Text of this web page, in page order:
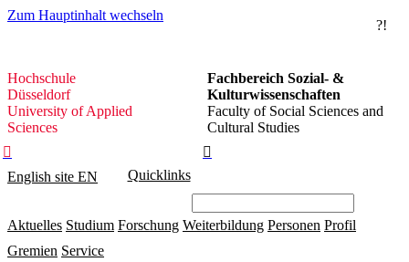
Zum Hauptinhalt wechseln
?!
Hochschule
Düsseldorf
Hochschule
Düsseldorf
University of Applied
Sciences
Fachbereich Sozial- &
Kulturwissenschaften
Faculty of Social Sciences and
Cultural Studies


English site EN Quicklinks
Aktuelles Studium Forschung Weiterbildung Personen Profil
Gremien Service